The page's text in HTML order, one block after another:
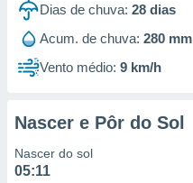
1199
Dias de chuva: 28 dias
Acum. de chuva: 280 mm
Vento médio: 9 km/h
Nascer e Pôr do Sol
Nascer do sol
05:11